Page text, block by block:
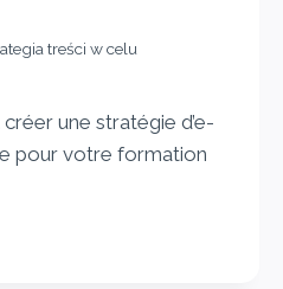
treści w celu
une stratégie d’e-
pour votre formation